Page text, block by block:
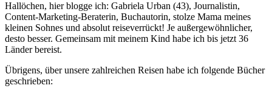
Hallöchen, hier blogge ich: Gabriela Urban (43), Journalistin,
Content-Marketing-Beraterin, Buchautorin, stolze Mama meines
kleinen Sohnes und absolut reiseverrückt! Je außergewöhnlicher,
desto besser. Gemeinsam mit meinem Kind habe ich bis jetzt 36
Länder bereist.
Übrigens, über unsere zahlreichen Reisen habe ich folgende Bücher
geschrieben: